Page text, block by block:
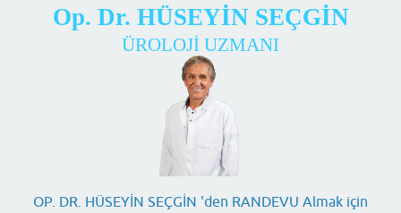
Op. Dr. HÜSEYİN SEÇGİN
ÜROLOJİ UZMANI
OP. DR. HÜSEYİN SEÇGİN 'den RANDEVU Almak için